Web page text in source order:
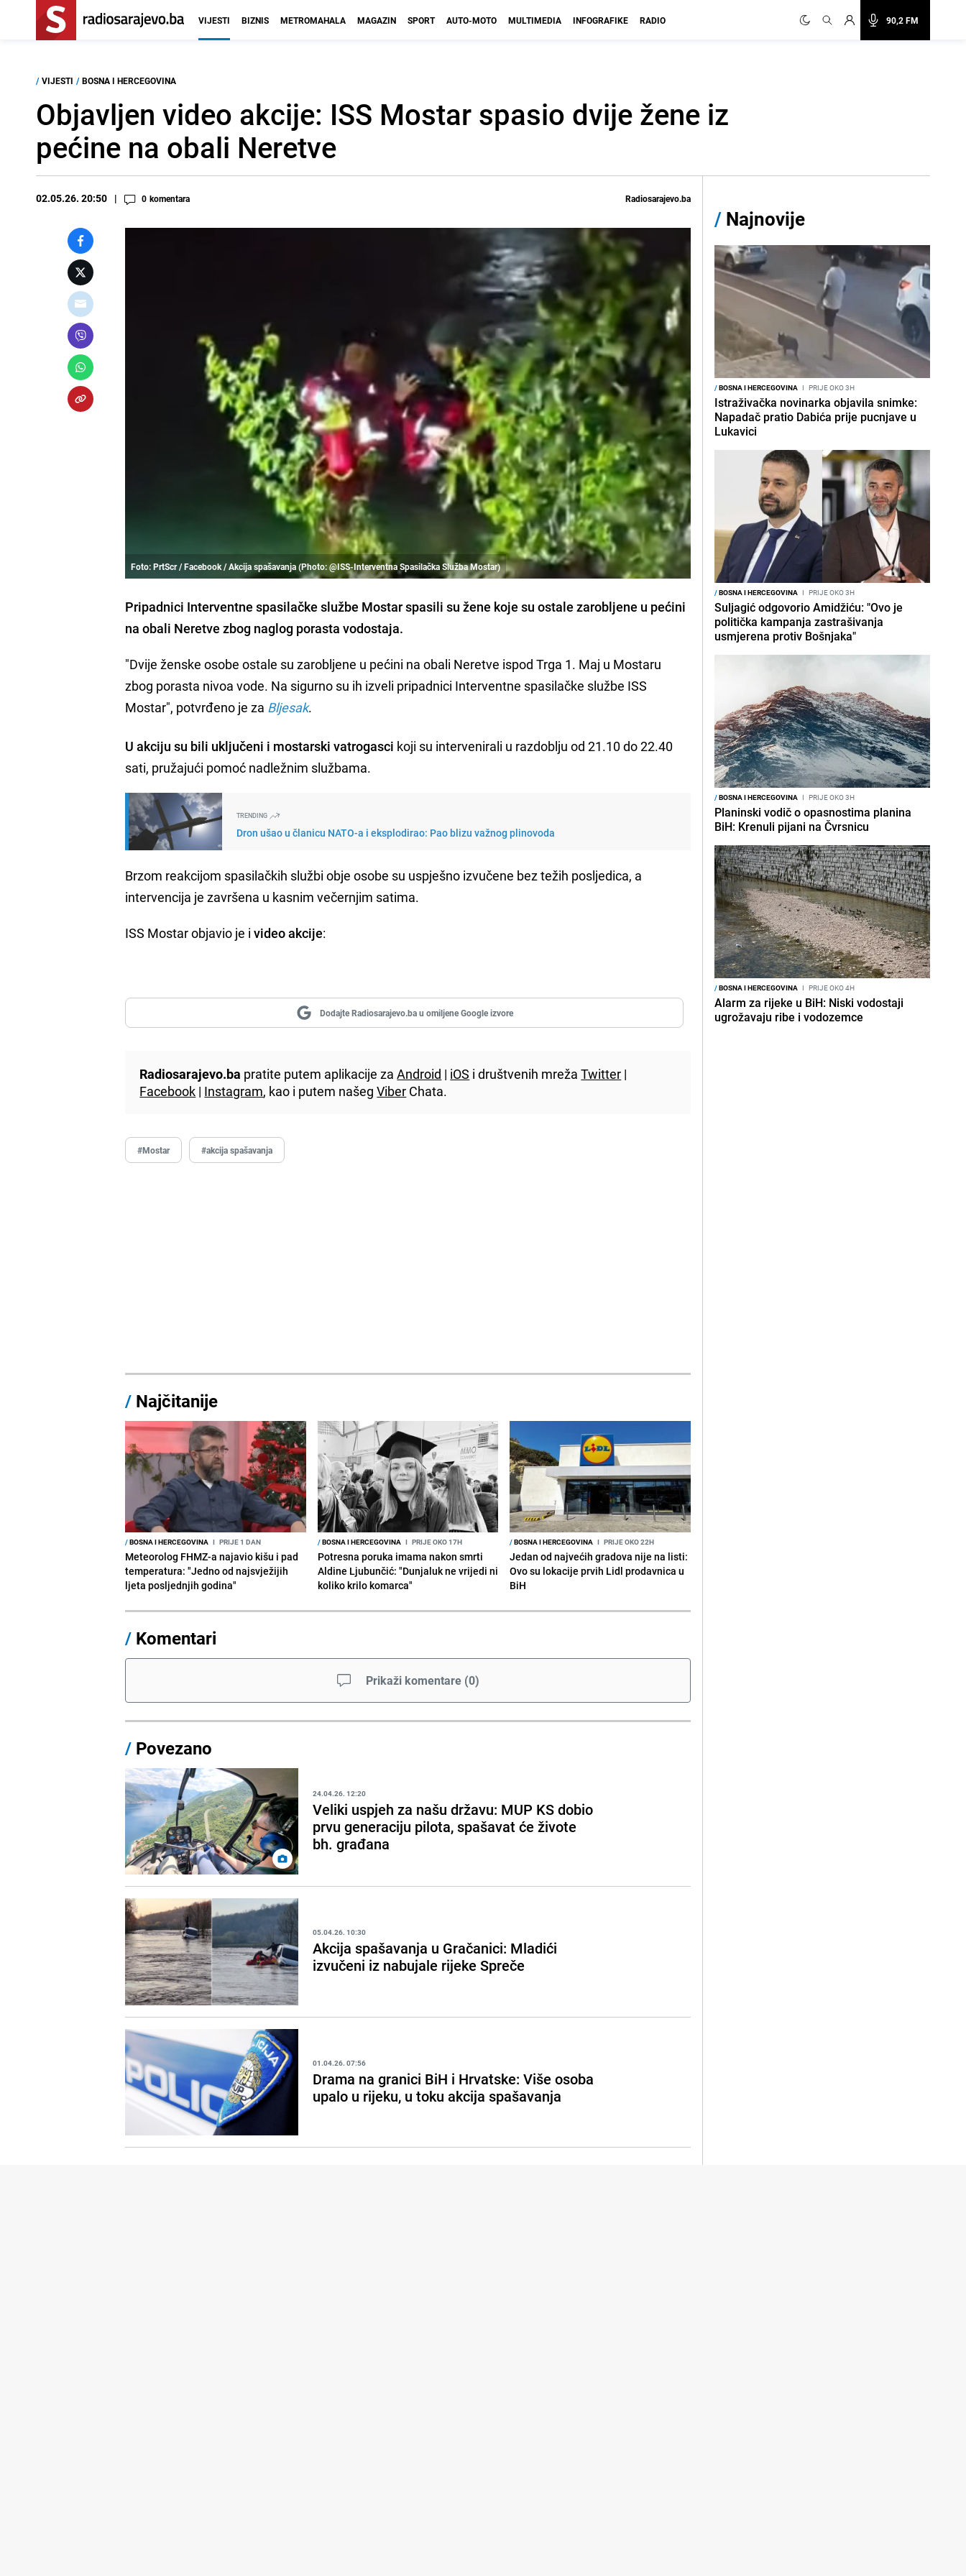
90,2 FM
VIJESTI BIZNIS METROMAHALA MAGAZIN SPORT AUTO-MOTO MULTIMEDIA INFOGRAFIKE RADIO
/ VIJESTI / BOSNA I HERCEGOVINA
Objavljen video akcije: ISS Mostar spasio dvije žene iz
pećine na obali Neretve
02.05.26. 20:50 0 komentara Radiosarajevo.ba
Foto: PrtScr / Facebook / Akcija spašavanja (Photo: @ISS-Interventna Spasilačka Služba Mostar)
Pripadnici Interventne spasilačke službe Mostar spasili su žene koje su ostale zarobljene u pećini
na obali Neretve zbog naglog porasta vodostaja.
"Dvije ženske osobe ostale su zarobljene u pećini na obali Neretve ispod Trga 1. Maj u Mostaru
zbog porasta nivoa vode. Na sigurno su ih izveli pripadnici Interventne spasilačke službe ISS
Mostar", potvrđeno je za Bljesak.
U akciju su bili uključeni i mostarski vatrogasci koji su intervenirali u razdoblju od 21.10 do 22.40
sati, pružajući pomoć nadležnim službama.
TRENDING
Dron ušao u članicu NATO-a i eksplodirao: Pao blizu važnog plinovoda
Brzom reakcijom spasilačkih službi obje osobe su uspješno izvučene bez težih posljedica, a
intervencija je završena u kasnim večernjim satima.
ISS Mostar objavio je ivideo akcije:
Dodajte Radiosarajevo.ba u omiljene Google izvore
Radiosarajevo.ba pratite putem aplikacije zaAndroid | iOS i društvenih mrežaTwitter |
Facebook | Instagram, kao i putem našegViber Chata.
#Mostar #akcija spašavanja
/ Najčitanije
/BOSNA I HERCEGOVINA I PRIJE 1 DAN
Meteorolog FHMZ-a najavio kišu i pad
temperatura: "Jedno od najsvježijih
ljeta posljednjih godina"
/BOSNA I HERCEGOVINA I PRIJE OKO 17H
Potresna poruka imama nakon smrti
Aldine Ljubunčić: "Dunjaluk ne vrijedi ni
koliko krilo komarca"
/BOSNA I HERCEGOVINA I PRIJE OKO 22H
Jedan od najvećih gradova nije na listi:
Ovo su lokacije prvih Lidl prodavnica u
BiH
/ Komentari
Prikaži komentare (0)
/ Povezano
24.04.26. 12:20
Veliki uspjeh za našu državu: MUP KS dobio
prvu generaciju pilota, spašavat će živote
bh. građana
05.04.26. 10:30
Akcija spašavanja u Gračanici: Mladići
izvučeni iz nabujale rijeke Spreče
01.04.26. 07:56
Drama na granici BiH i Hrvatske: Više osoba
upalo u rijeku, u toku akcija spašavanja
/ Najnovije
/BOSNA I HERCEGOVINA I PRIJE OKO 3H
Istraživačka novinarka objavila snimke:
Napadač pratio Dabića prije pucnjave u
Lukavici
/BOSNA I HERCEGOVINA I PRIJE OKO 3H
Suljagić odgovorio Amidžiću: "Ovo je
politička kampanja zastrašivanja
usmjerena protiv Bošnjaka"
/BOSNA I HERCEGOVINA I PRIJE OKO 3H
Planinski vodič o opasnostima planina
BiH: Krenuli pijani na Čvrsnicu
/BOSNA I HERCEGOVINA I PRIJE OKO 4H
Alarm za rijeke u BiH: Niski vodostaji
ugrožavaju ribe i vodozemce